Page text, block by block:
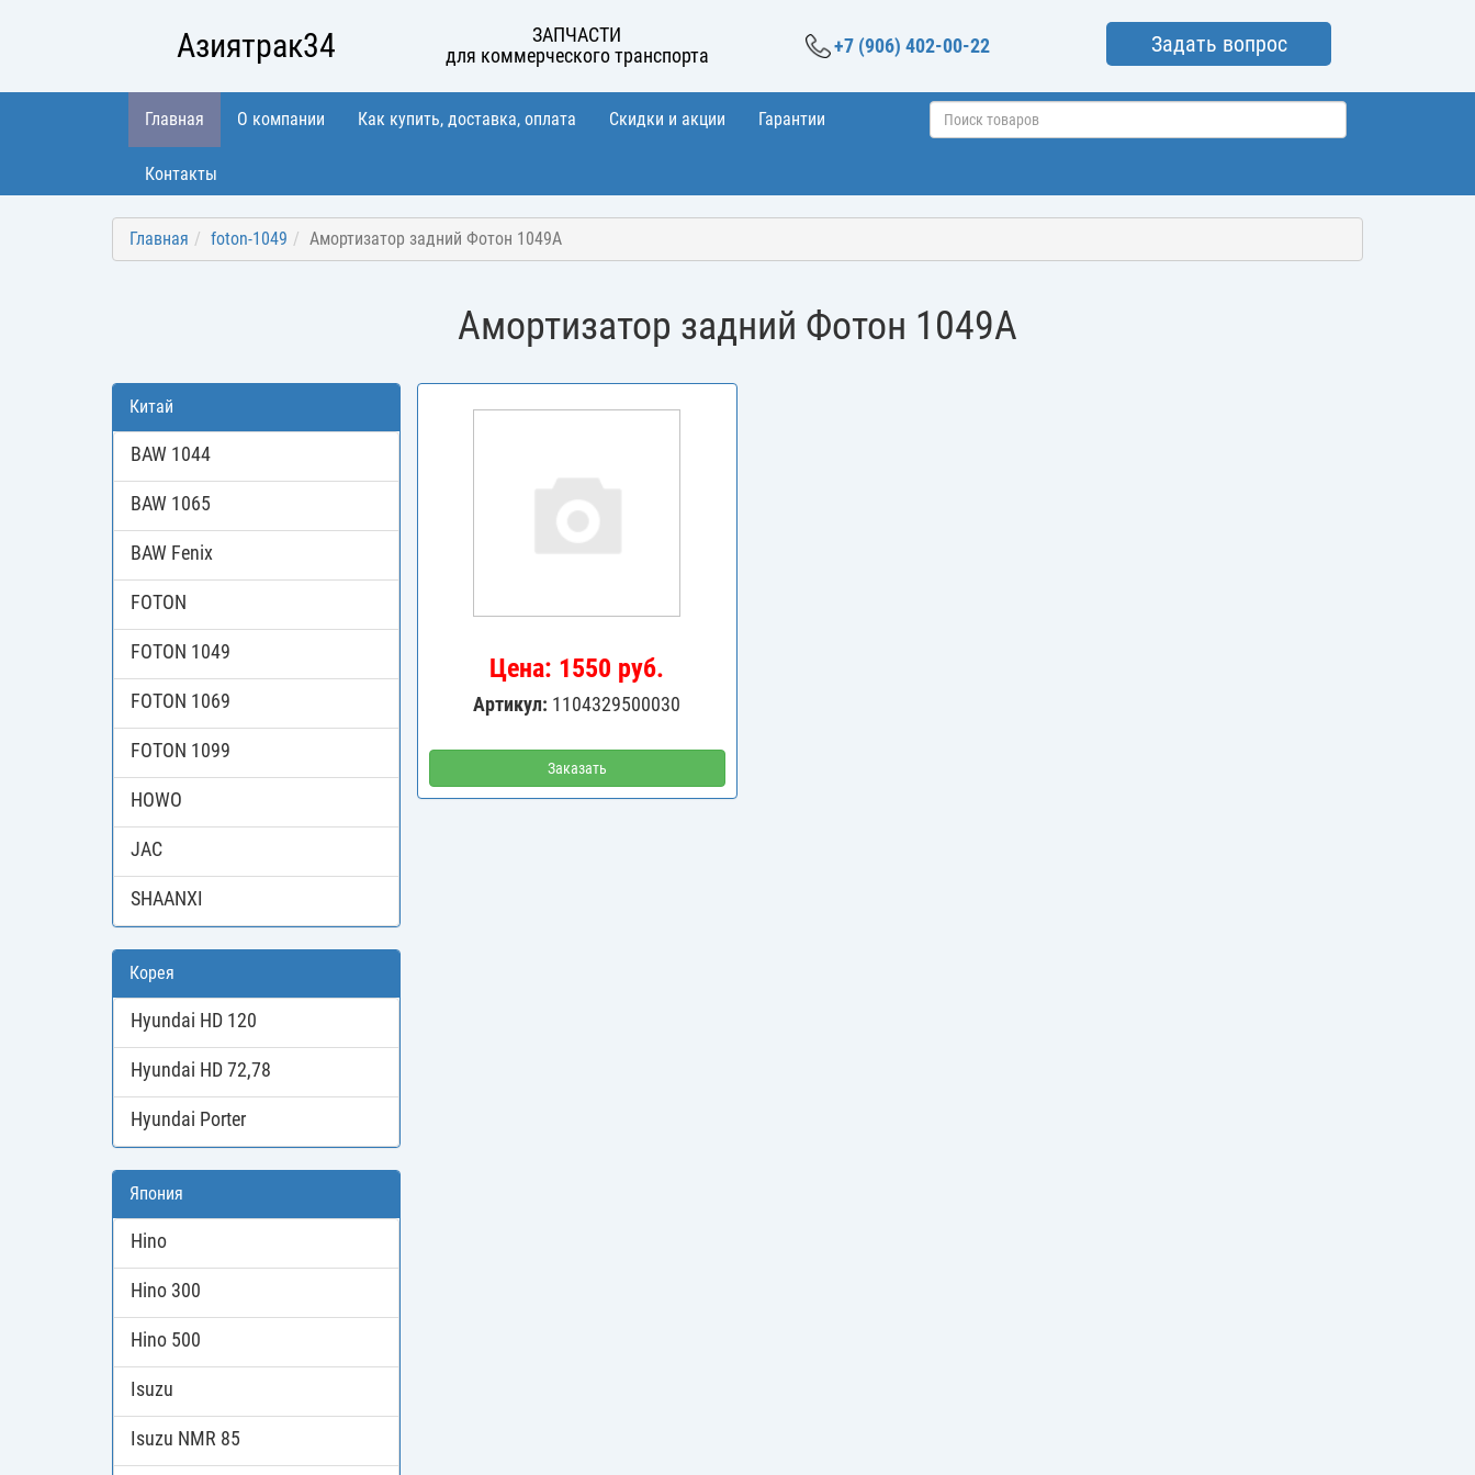
Азиятрак34
ЗАПЧАСТИ
для коммерческого транспорта
+7 (906) 402-00-22 Задать вопрос
Главная О компании Как купить, доставка, оплата Скидки и акции Гарантии
Контакты
Главная foton-1049 Амортизатор задний Фотон 1049A
Амортизатор задний Фотон 1049A
Китай
BAW 1044
BAW 1065
BAW Fenix
FOTON
FOTON 1049
FOTON 1069
FOTON 1099
HOWO
JAC
SHAANXI
Корея
Hyundai HD 120
Hyundai HD 72,78
Hyundai Porter
Япония
Hino
Hino 300
Hino 500
Isuzu
Isuzu NMR 85
Цена: 1550 руб.
Артикул: 1104329500030
Заказать